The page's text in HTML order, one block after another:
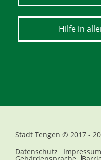
Hilfe in
Stadt Tengen © 2017 -
Datenschutz
Impressum